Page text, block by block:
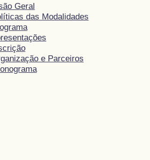
Geral
das Modalidades
e Parceiros